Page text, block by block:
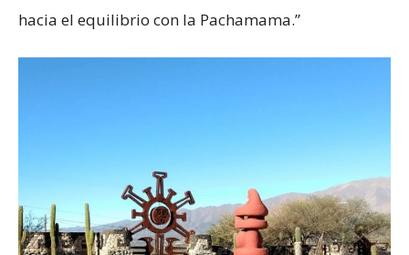
hacia el equilibrio con la Pachamama.”